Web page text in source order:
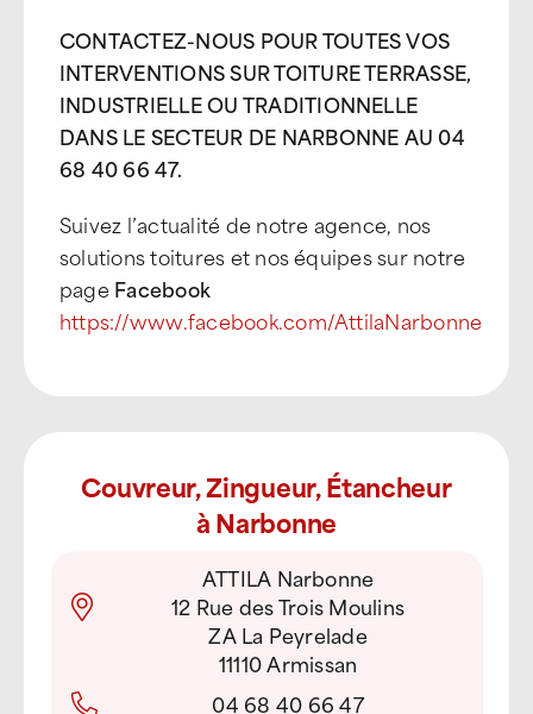
CONTACTEZ-NOUS POUR TOUTES VOS
INTERVENTIONS SUR TOITURE TERRASSE,
INDUSTRIELLE OU TRADITIONNELLE
DANS LE SECTEUR DE NARBONNE AU 04
68 40 66 47.
Suivez l’actualité de notre agence, nos
solutions toitures et nos équipes sur notre
page Facebook
https://www.facebook.com/AttilaNarbonne
Couvreur, Zingueur, Étancheur
à Narbonne
ATTILA Narbonne
12 Rue des Trois Moulins
ZA La Peyrelade
11110 Armissan
04 68 40 66 47